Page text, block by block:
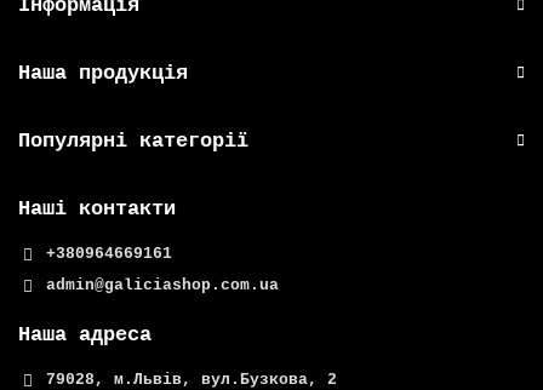
Інформація
Наша продукція
Популярні категорії
Наші контакти
+380964669161
admin@galiciashop.com.ua
Наша адреса
79028, м.Львів, вул.Бузкова, 2